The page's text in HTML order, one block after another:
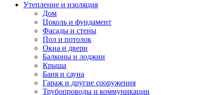
Утепление и изоляция
Дом
Цоколь и фундамент
Фасады и стены
Пол и потолок
Окна и двери
Балконы и лоджии
Крыша
Баня и сауна
Гараж и другие сооружения
Трубопроводы и коммуникации